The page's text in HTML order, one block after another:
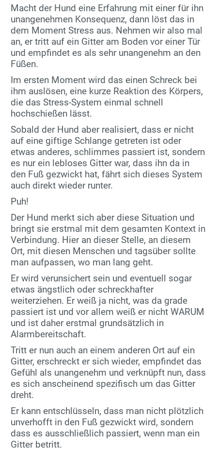
Macht der Hund eine Erfahrung mit einer für ihn
unangenehmen Konsequenz, dann löst das in
dem Moment Stress aus. Nehmen wir also mal
an, er tritt auf ein Gitter am Boden vor einer Tür
und empfindet es als sehr unangenehm an den
Füßen.
Im ersten Moment wird das einen Schreck bei
ihm auslösen, eine kurze Reaktion des Körpers,
die das Stress-System einmal schnell
hochschießen lässt.
Sobald der Hund aber realisiert, dass er nicht
auf eine giftige Schlange getreten ist oder
etwas anderes, schlimmes passiert ist, sondern
es nur ein lebloses Gitter war, dass ihn da in
den Fuß gezwickt hat, fährt sich dieses System
auch direkt wieder runter.
Puh!
Der Hund merkt sich aber diese Situation und
bringt sie erstmal mit dem gesamten Kontext in
Verbindung. Hier an dieser Stelle, an diesem
Ort, mit diesen Menschen und tagsüber sollte
man aufpassen, wo man lang geht.
Er wird verunsichert sein und eventuell sogar
etwas ängstlich oder schreckhafter
weiterziehen. Er weiß ja nicht, was da grade
passiert ist und vor allem weiß er nicht WARUM
und ist daher erstmal grundsätzlich in
Alarmbereitschaft.
Tritt er nun auch an einem anderen Ort auf ein
Gitter, erschreckt er sich wieder, empfindet das
Gefühl als unangenehm und verknüpft nun, dass
es sich anscheinend spezifisch um das Gitter
dreht.
Er kann entschlüsseln, dass man nicht plötzlich
unverhofft in den Fuß gezwickt wird, sondern
dass es ausschließlich passiert, wenn man ein
Gitter betritt.